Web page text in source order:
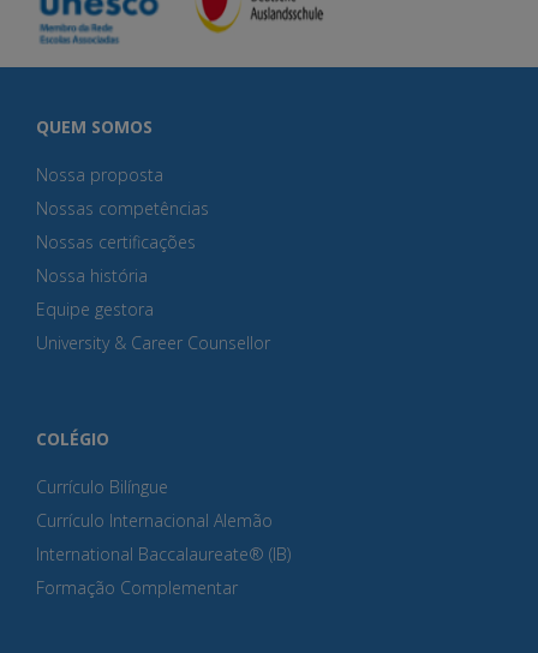
QUEM SOMOS
Nossa proposta
Nossas competências
Nossas certificações
Nossa história
Equipe gestora
University & Career Counsellor
COLÉGIO
Currículo Bilíngue
Currículo Internacional Alemão
International Baccalaureate® (IB)
Formação Complementar